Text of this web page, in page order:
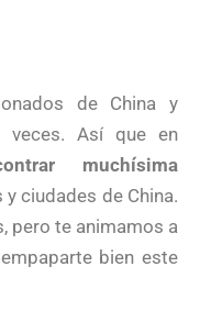
de China y
veces. Así que en
muchísima
ciudades de China.
pero te animamos a
bien este